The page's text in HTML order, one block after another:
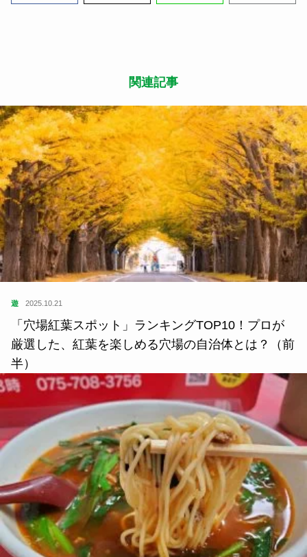
関連記事
遊 2025.10.21
「穴場紅葉スポット」ランキングTOP10！プロが
厳選した、紅葉を楽しめる穴場の自治体とは？（前
半）